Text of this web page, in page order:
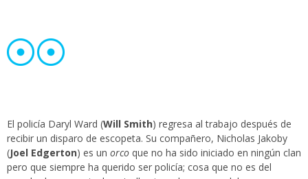
El policía Daryl Ward (Will Smith) regresa al trabajo después de
recibir un disparo de escopeta. Su compañero, Nicholas Jakoby
(Joel Edgerton) es un orco que no ha sido iniciado en ningún clan
pero que siempre ha querido ser policía; cosa que no es del